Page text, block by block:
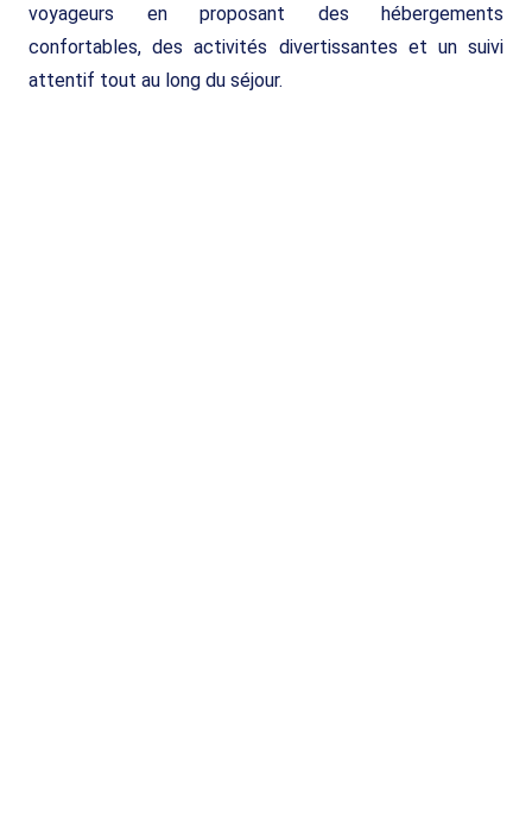
voyageurs en proposant des hébergements
confortables, des activités divertissantes et un suivi
attentif tout au long du séjour.